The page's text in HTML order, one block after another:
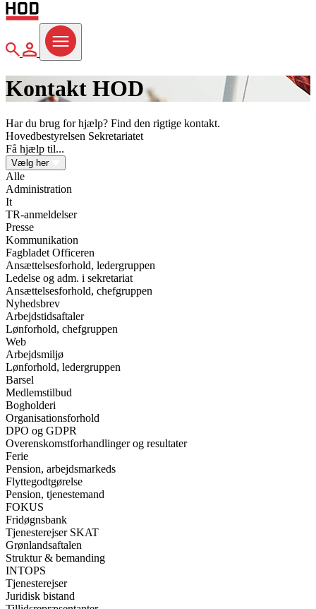
MitHOD
Menu
Kontakt HOD
Har du brug for hjælp? Find den rigtige kontakt.
Hovedbestyrelsen Sekretariatet
Få hjælp til...
Vælg her
Alle
Administration
It
TR-anmeldelser
Presse
Kommunikation
Fagbladet Officeren
Ansættelsesforhold, ledergruppen
Ledelse og adm. i sekretariat
Ansættelsesforhold, chefgruppen
Nyhedsbrev
Arbejdstidsaftaler
Lønforhold, chefgruppen
Web
Arbejdsmiljø
Lønforhold, ledergruppen
Barsel
Medlemstilbud
Bogholderi
Organisationsforhold
DPO og GDPR
Overenskomstforhandlinger og resultater
Ferie
Pension, arbejdsmarkeds
Flyttegodtgørelse
Pension, tjenestemand
FOKUS
Fridøgnsbank
Tjenesterejser SKAT
Grønlandsaftalen
Struktur & bemanding
INTOPS
Tjenesterejser
Juridisk bistand